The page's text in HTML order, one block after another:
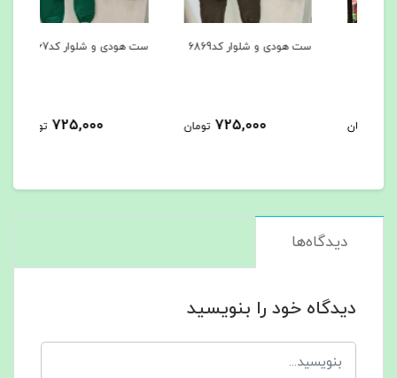
ست هودی و شلوار کد6869
725,000 تومان
ست هودی و شلوار کد6867
725,000 تومان
دیدگاه‌ها
دیدگاه خود را بنویسید